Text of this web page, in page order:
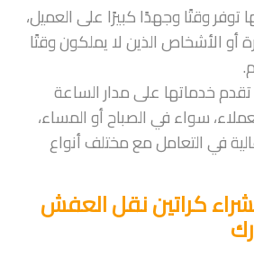
وقتًا وجهدًا كبيرًا على العميل،
أو الأشخاص الذين لا يملكون وقتًا
خدماتها على مدار الساعة
سواء في الصباح أو المساء،
في التعامل مع مختلف أنواع
كراتين نقل العفش